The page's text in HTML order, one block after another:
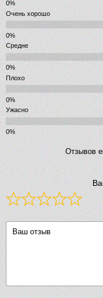
Очень хорошо
Средне
Плохо
Ужасно
Отзывов